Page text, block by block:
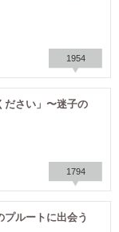
1954
1794
ださい」〜迷子の
ルートに出会う